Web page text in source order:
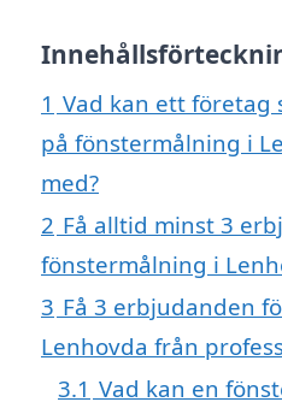
1 Vad kan ett företag
på fönstermålning i
med?
2 Få alltid minst 3
fönstermålning i
3 Få 3 erbjudanden
Lenhovda från
3.1 Vad kan en